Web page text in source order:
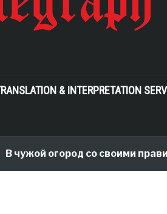
& INTERPRETATION
огород со своими